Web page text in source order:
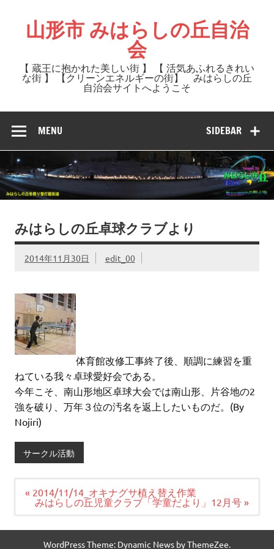
content山形市 みはらしの丘自治
会
【 蔵王に抱かれた美しい街 】 【 活気あふれるきれい
な街 】 【クリーンエネルギーの街】 みはらしの丘
自治会サイトへようこそ
SIDEBAR
MENU
みはらしの丘卓球クラブより
2014年11月30日 edit_00
体育館改修工事終了後、順調に練習を重
ねている我々卓球愛好会である。
今年こそ、南山形地区卓球大会では南山形、片谷地の2
強を破り、万年３位の汚名を返上したいものだ。(By
Nojiri)
サークル活動
投
ゲ
« 2014/11/14_オキナグサ植え替え作業
みはらしの丘児童クラブ「学童だより」12月号 »
WordPress Theme: Dynamic News by ThemeZee.